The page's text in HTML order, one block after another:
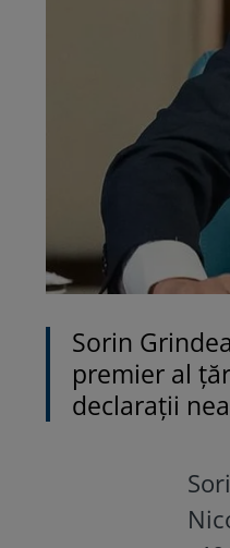
Sorin
premier al
declarații